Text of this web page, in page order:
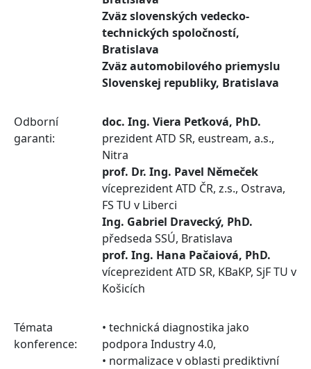
Zväz slovenských vedecko-
technických spoločností,
Bratislava
Zväz automobilového priemyslu
Slovenskej republiky, Bratislava
Odborní
garanti:
doc. Ing. Viera Peťková, PhD.
prezident ATD SR, eustream, a.s.,
Nitra
prof. Dr. Ing. Pavel Němeček
víceprezident ATD ČR, z.s., Ostrava,
FS TU v Liberci
Ing. Gabriel Dravecký, PhD.
předseda SSÚ, Bratislava
prof. Ing. Hana Pačaiová, PhD.
víceprezident ATD SR, KBaKP, SjF TU v
Košicích
Témata
konference:
• technická diagnostika jako
podpora Industry 4.0,
• normalizace v oblasti prediktivní